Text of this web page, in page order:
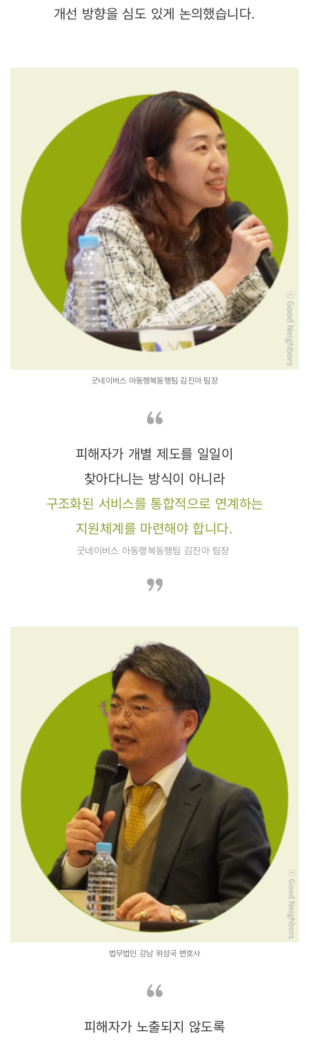
개선 방향을 심도 있게 논의했습니다.
굿네이버스 아동행복동행팀 김진아 팀장
피해자가 개별 제도를 일일이
찾아다니는 방식이 아니라
구조화된 서비스를 통합적으로 연계하는
지원체계를 마련해야 합니다.
굿네이버스 아동행복동행팀 김진아 팀장
법무법인 강남 위성국 변호사
피해자가 노출되지 않도록